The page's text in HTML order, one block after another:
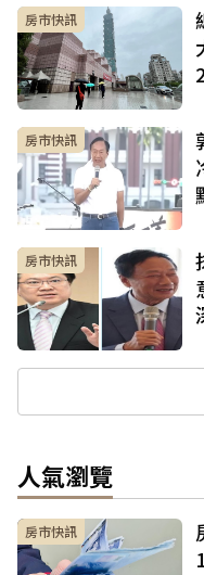
房市快訊
房市快訊
房市快訊
人氣瀏覽
房市快訊